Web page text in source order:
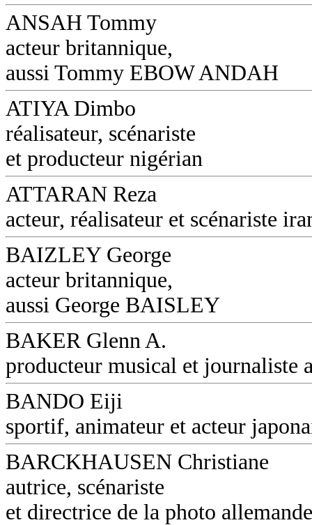
ANSAH Tommy
acteur britannique,
aussi Tommy EBOW ANDAH
ATIYA Dimbo
réalisateur, scénariste
et producteur nigérian
ATTARAN Reza
acteur, réalisateur et scénariste
BAIZLEY George
acteur britannique,
aussi George BAISLEY
BAKER Glenn A.
producteur musical et journaliste
BANDO Eiji
sportif, animateur et acteur
BARCKHAUSEN Christiane
autrice, scénariste
et directrice de la photo allemande